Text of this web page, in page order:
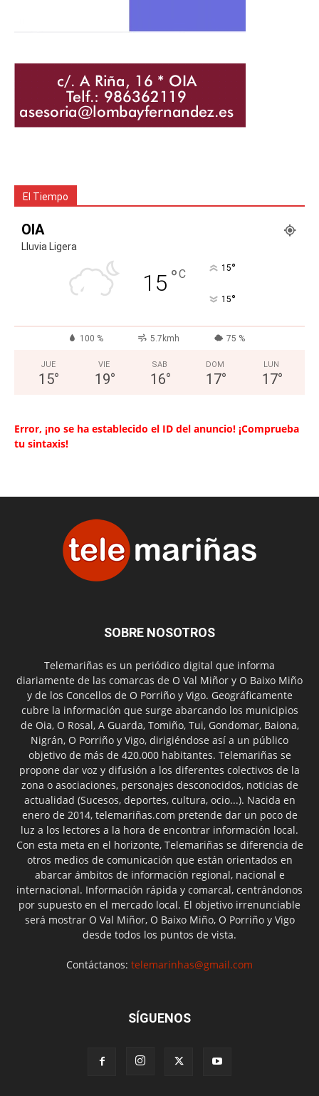
El Tiempo
OIA
Lluvia Ligera
15 °C 15°
15°
100 % 5.7kmh 75 %
JUE
15°
VIE
19°
SAB
16°
DOM
17°
LUN
17°
Error, ¡no se ha establecido el ID del anuncio! ¡Comprueba
tu sintaxis!
SOBRE NOSOTROS
Telemariñas es un periódico digital que informa
diariamente de las comarcas de O Val Miñor y O Baixo Miño
y de los Concellos de O Porriño y Vigo. Geográficamente
cubre la información que surge abarcando los municipios
de Oia, O Rosal, A Guarda, Tomiño, Tui, Gondomar, Baiona,
Nigrán, O Porriño y Vigo, dirigiéndose así a un público
objetivo de más de 420.000 habitantes. Telemariñas se
propone dar voz y difusión a los diferentes colectivos de la
zona o asociaciones, personajes desconocidos, noticias de
actualidad (Sucesos, deportes, cultura, ocio...). Nacida en
enero de 2014, telemariñas.com pretende dar un poco de
luz a los lectores a la hora de encontrar información local.
Con esta meta en el horizonte, Telemariñas se diferencia de
otros medios de comunicación que están orientados en
abarcar ámbitos de información regional, nacional e
internacional. Información rápida y comarcal, centrándonos
por supuesto en el mercado local. El objetivo irrenunciable
será mostrar O Val Miñor, O Baixo Miño, O Porriño y Vigo
desde todos los puntos de vista.
Contáctanos: telemarinhas@gmail.com
SÍGUENOS